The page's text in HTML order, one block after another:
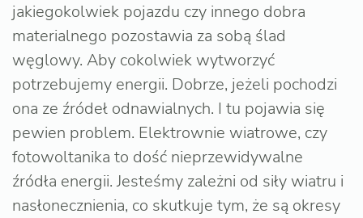
jakiegokolwiek pojazdu czy innego dobra
materialnego pozostawia za sobą ślad
węglowy. Aby cokolwiek wytworzyć
potrzebujemy energii. Dobrze, jeżeli pochodzi
ona ze źródeł odnawialnych. I tu pojawia się
pewien problem. Elektrownie wiatrowe, czy
fotowoltanika to dość nieprzewidywalne
źródła energii. Jesteśmy zależni od siły wiatru i
nasłonecznienia, co skutkuje tym, że są okresy